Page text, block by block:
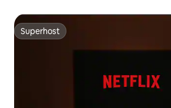
Superhost
Superhost